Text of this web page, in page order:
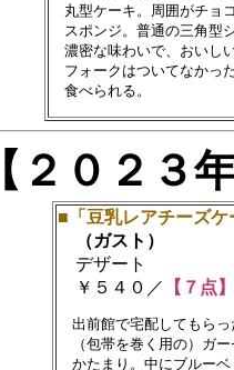
丸型ケーキ。周囲がチョ
スポンジ。普通の三角型
濃密な味わいで、おいし
フォークはついてなかっ
【２０２
■「豆乳レアチーズケ
（ガスト）
デザート
￥５４０／ 【７点】
出前館で宅配してもらっ
（包帯を巻く用の）ガ
かたまり。中にブルーベ